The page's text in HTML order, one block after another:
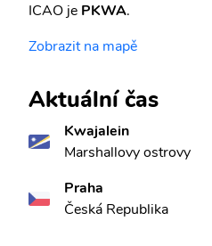
ICAO je PKWA.
Zobrazit na mapě
Aktuální čas
Kwajalein
Marshallovy ostrovy
Praha
Česká Republika